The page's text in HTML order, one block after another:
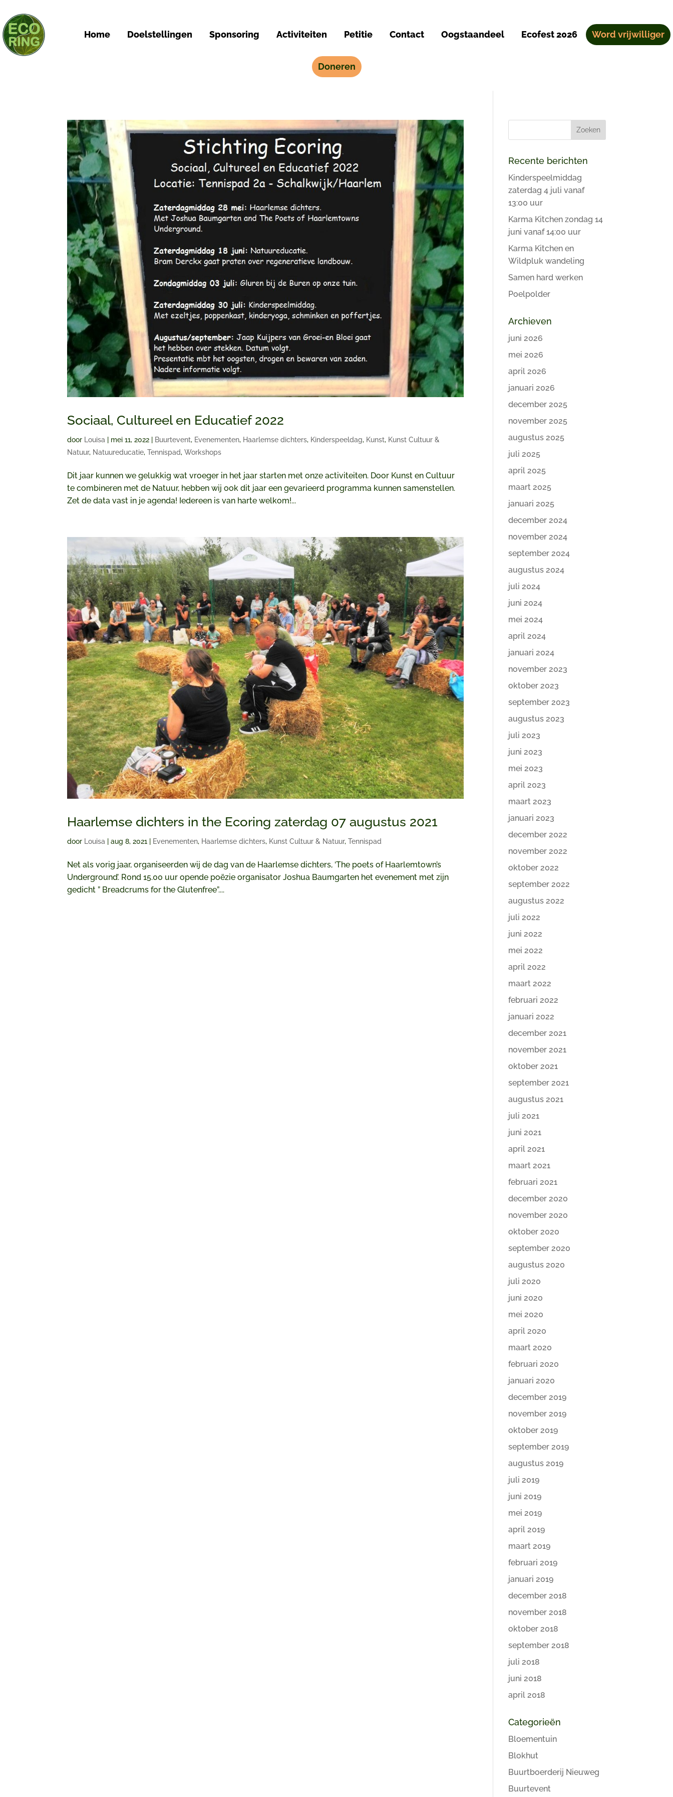
Home Doelstellingen Sponsoring Activiteiten Petitie Contact Oogstaandeel Ecofest 2026 Word vrijwilliger
Doneren
Sociaal, Cultureel en Educatief 2022
door Louisa mei 11, 2022 Buurtevent, Evenementen, Haarlemse dichters, Kinderspeeldag, Kunst, Kunst Cultuur &
Natuur, Natuureducatie,Tennispad,Workshops
Dit jaar kunnen we gelukkig wat vroeger in het jaar starten met onze activiteiten. Door Kunst en Cultuur
te combineren met de Natuur, hebben wij ook dit jaar een gevarieerd programma kunnen samenstellen.
Zet de data vast in je agenda! Iedereen is van harte welkom!...
Haarlemse dichters in the Ecoring zaterdag 07 augustus 2021
door Louisa |aug 8, 2021 Evenementen, Haarlemse dichters, Kunst Cultuur & Natuur,Tennispad
Net als vorig jaar, organiseerden wij de dag van de Haarlemse dichters, ‘The poets of Haarlemtown’s
Underground’. Rond 15.00 uur opende poëzie organisator Joshua Baumgarten het evenement met zijn
gedicht ” Breadcrums for the Glutenfree”....
Recente berichten
Kinderspeelmiddag
zaterdag 4 juli vanaf
13:00 uur
Karma Kitchen zondag 14
juni vanaf 14:00 uur
Karma Kitchen en
Wildpluk wandeling
Samen hard werken
Poelpolder
Archieven
juni 2026
mei 2026
april 2026
januari 2026
december 2025
november 2025
augustus 2025
juli 2025
april 2025
maart 2025
januari 2025
december 2024
november 2024
september 2024
augustus 2024
juli 2024
juni 2024
mei 2024
april 2024
januari 2024
november 2023
oktober 2023
september 2023
augustus 2023
juli 2023
juni 2023
mei 2023
april 2023
maart 2023
januari 2023
december 2022
november 2022
oktober 2022
september 2022
augustus 2022
juli 2022
juni 2022
mei 2022
april 2022
maart 2022
februari 2022
januari 2022
december 2021
november 2021
oktober 2021
september 2021
augustus 2021
juli 2021
juni 2021
april 2021
maart 2021
februari 2021
december 2020
november 2020
oktober 2020
september 2020
augustus 2020
juli 2020
juni 2020
mei 2020
april 2020
maart 2020
februari 2020
januari 2020
december 2019
november 2019
oktober 2019
september 2019
augustus 2019
juli 2019
juni 2019
mei 2019
april 2019
maart 2019
februari 2019
januari 2019
december 2018
november 2018
oktober 2018
september 2018
juli 2018
juni 2018
april 2018
Categorieën
Bloementuin
Blokhut
Buurtboerderij Nieuweg
Buurtevent